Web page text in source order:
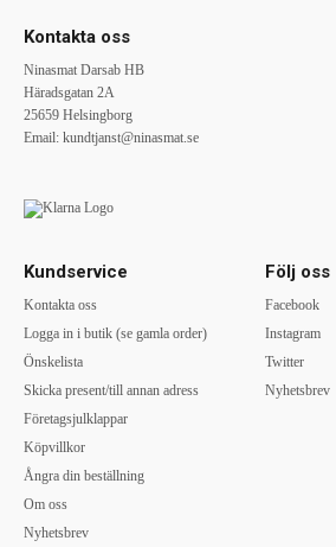
Kontakta oss
Ninasmat Darsab HB
Häradsgatan 2A
25659 Helsingborg
Email: kundtjanst@ninasmat.se
Kundservice
Kontakta oss
Logga in i butik (se gamla order)
Önskelista
Skicka present/till annan adress
Företagsjulklappar
Köpvillkor
Ångra din beställning
Om oss
Nyhetsbrev
Följ oss
Facebook
Instagram
Twitter
Nyhetsbrev